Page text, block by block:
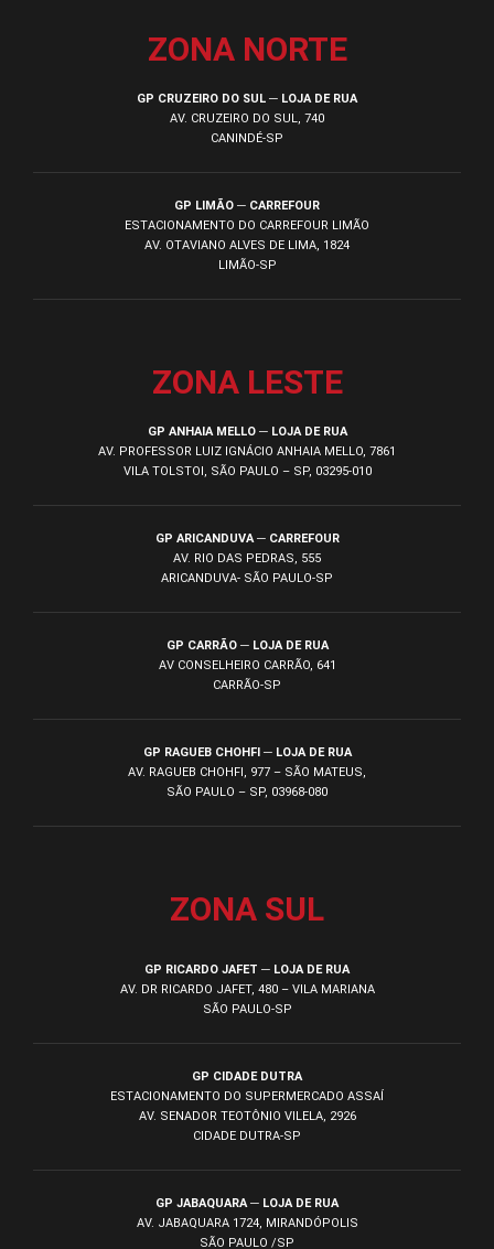
ZONA NORTE
GP CRUZEIRO DO SUL ─ LOJA DE RUA
AV. CRUZEIRO DO SUL, 740
CANINDÉ-SP
GP LIMÃO ─ CARREFOUR
ESTACIONAMENTO DO CARREFOUR LIMÃO
AV. OTAVIANO ALVES DE LIMA, 1824
LIMÃO-SP
ZONA LESTE
GP ANHAIA MELLO ─ LOJA DE RUA
AV. PROFESSOR LUIZ IGNÁCIO ANHAIA MELLO, 7861
VILA TOLSTOI, SÃO PAULO – SP, 03295-010
GP ARICANDUVA ─ CARREFOUR
AV. RIO DAS PEDRAS, 555
ARICANDUVA- SÃO PAULO-SP
GP CARRÃO ─ LOJA DE RUA
AV CONSELHEIRO CARRÃO, 641
CARRÃO-SP
GP RAGUEB CHOHFI ─ LOJA DE RUA
AV. RAGUEB CHOHFI, 977 – SÃO MATEUS,
SÃO PAULO – SP, 03968-080
ZONA SUL
GP RICARDO JAFET ─ LOJA DE RUA
AV. DR RICARDO JAFET, 480 – VILA MARIANA
SÃO PAULO-SP
GP CIDADE DUTRA
ESTACIONAMENTO DO SUPERMERCADO ASSAÍ
AV. SENADOR TEOTÔNIO VILELA, 2926
CIDADE DUTRA-SP
GP JABAQUARA ─ LOJA DE RUA
AV. JABAQUARA 1724, MIRANDÓPOLIS
SÃO PAULO /SP